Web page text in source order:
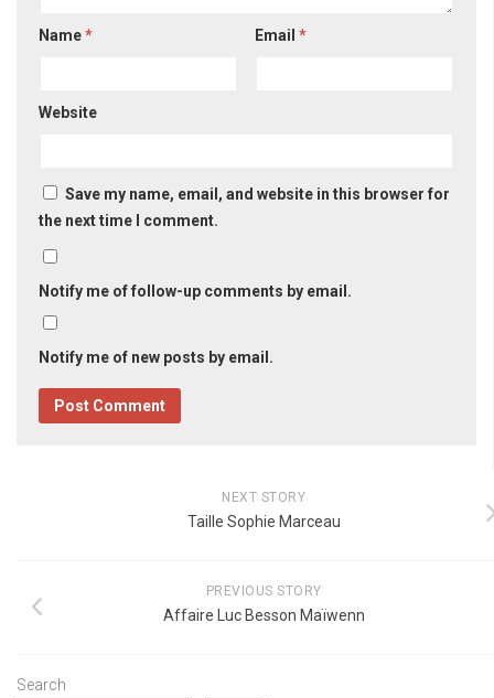
Name* Email*
Website
Save my name, email, and website in this browser for
the next time I comment.
Notify me of follow-up comments by email.
Notify me of new posts by email.
NEXT STORY
Taille Sophie Marceau
PREVIOUS STORY
Affaire Luc Besson Maïwenn
Search